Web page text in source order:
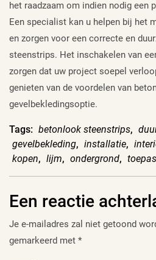
het raadzaam om indien nodig een
Een specialist kan u helpen bij het
en zorgen voor een correcte en
steenstrips. Het inschakelen van
zorgen dat uw project soepel
genieten van de voordelen van
gevelbekledingsoptie.
Tags: betonlook steenstrips,
gevelbekleding, installatie,
kopen, lijm, ondergrond,
Een reactie
Je e-mailadres zal niet getoond
gemarkeerd met *